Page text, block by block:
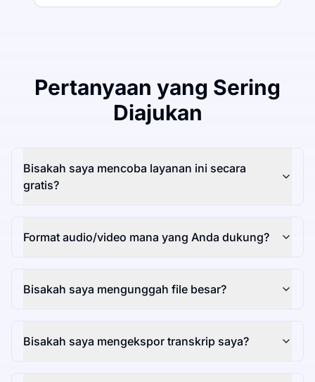
Pertanyaan yang Sering
Diajukan
Bisakah saya mencoba layanan ini secara
gratis?
Format audio/video mana yang Anda dukung?
Bisakah saya mengunggah file besar?
Bisakah saya mengekspor transkrip saya?